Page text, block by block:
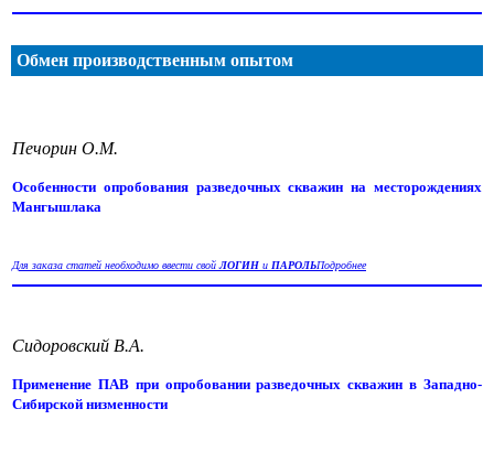
Обмен производственным опытом
Печорин О.М.
Особенности опробования разведочных скважин на месторождениях
Мангышлака
Для заказа статей необходимо ввести свойЛОГИН и ПАРОЛЬПодробнее
Сидоровский В.А.
Применение ПАВ при опробовании разведочных скважин в Западно-
Сибирской низменности